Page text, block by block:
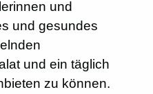
und
und gesundes
und ein täglich
zu können.